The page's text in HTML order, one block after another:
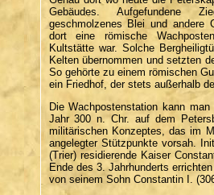
Gebäudes. Aufgefundene
geschmolzenes Blei und andere
dort eine römische
Kultstätte war. Solche
Kelten übernommen und setzten
So gehörte zu einem römischen
ein Friedhof, der stets außerhalb
Die Wachpostenstation kann
Jahr 300 n. Chr. auf dem
militärischen Konzeptes, das im
angelegter Stützpunkte vorsah.
(Trier) residierende Kaiser
Ende des 3. Jahrhunderts
von seinem Sohn Constantin I.